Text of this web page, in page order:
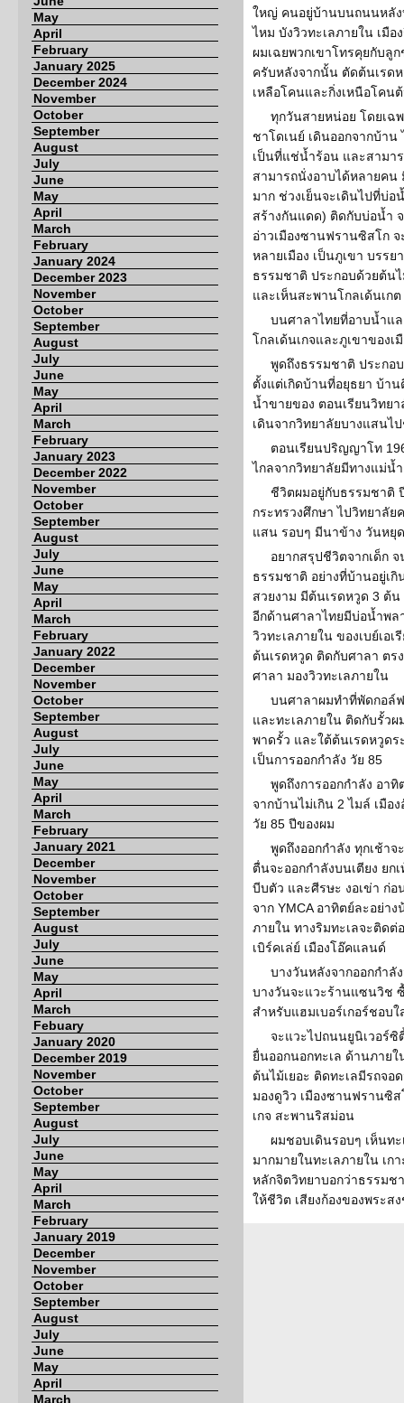
May
April
February
January 2025
December 2024
November
October
September
August
July
June
May
April
March
February
January 2024
December 2023
November
October
September
August
July
June
May
April
March
February
January 2023
December 2022
November
October
September
August
July
June
May
April
March
February
January 2022
December
November
October
September
August
July
June
May
April
March
February
January 2021
December
November
October
September
August
July
June
May
April
March
Febuary
January 2020
December 2019
November
October
September
August
July
June
May
April
March
February
January 2019
December
November
October
September
August
July
June
May
April
March
ใหญ่ คนอยู่บ้านบนถนนหลัง
ไหม บังวิวทะเลภายใน เมื
ผมเฉยพวกเขาโทรคุยกับลู
ครับหลังจากนั้น ตัดต้นเรด
เหลือโคนและกิ่งเหนือโคน
ทุกวันสายหน่อย โดยเฉ
ชาโดเนย์ เดินออกจากบ้าน
เป็นที่แช่น้ำร้อน และสามา
สามารถนั่งอาบได้หลายค
มาก ช่วงเย็นจะเดินไปที่บ่
สร้างกันแดด) ติดกับบ่อน้ำ
อ่าวเมืองซานฟรานซิสโก จ
หลายเมือง เป็นภูเขา บรร
ธรรมชาติ ประกอบด้วยต้น
และเห็นสะพานโกลเด้นเกต
บนศาลาไทยที่อาบน้ำแ
โกลเด้นเกจและภูเขาของเ
พูดถึงธรรมชาติ ประกอ
ตั้งแต่เกิดบ้านที่อยุธยา บ้า
น้ำขายของ ตอนเรียนวิทย
เดินจากวิทยาลัยบางแสนไ
ตอนเรียนปริญญาโท
ไกลจากวิทยาลัยมีทางแม่น้ำ
ชีวิตผมอยู่กับธรรมชาติ
กระทรวงศึกษา ไปวิทยาลัย
แสน รอบๆ มีนาข้าง วันหยุ
อยากสรุปชีวิตจากเด็ก
ธรรมชาติ อย่างที่บ้านอยู่เ
สวยงาม มีต้นเรดหวูด 3 ต้
อีกด้านศาลาไทยมีบ่อน้ำพล
วิวทะเลภายใน ของเบย์เอ
ต้นเรดหวูด ติดกับศาลา ตร
ศาลา มองวิวทะเลภายใน
บนศาลาผมทำที่พัดกอล์
และทะเลภายใน ติดกับรั้ว
พาดรั้ว และใต้ต้นเรดหวูด
เป็นการออกกำลัง วัย 85
พูดถึงการออกกำลัง อาทิ
จากบ้านไม่เกิน 2 ไมล์ เมือ
วัย 85 ปีของผม
พูดถึงออกกำลัง ทุกเช้า
ตื่นจะออกกำลังบนเตียง ยก
บีบตัว และศีรษะ งอเข่า ก่อ
จาก YMCA อาทิตย์ละอย่า
ภายใน ทางริมทะเลจะติดต่
เบิร์คเล่ย์ เมืองโอ๊คแลนด์
บางวันหลังจากออกกำลั
บางวันจะแวะร้านแซนวิช
สำหรับแฮมเบอร์เกอร์ชอบ
จะแวะไปถนนยูนิเวอร์
ยื่นออกนอกทะเล ด้านภาย
ต้นไม้เยอะ ติดทะเลมีรถจ
มองดูวิว เมืองซานฟรานซิ
เกจ สะพานริสม่อน
ผมชอบเดินรอบๆ เห็นทะ
มากมายในทะเลภายใน เก
หลักจิตวิทยาบอกว่าธรรม
ให้ชีวิต เสียงก้องของพระ